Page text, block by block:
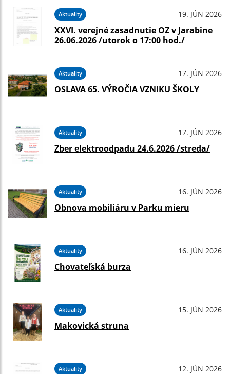
Aktuality 19. JÚN 2026
XXVI. verejné zasadnutie OZ v Jarabine
26.06.2026 /utorok o 17:00 hod./
Aktuality 17. JÚN 2026
OSLAVA 65. VÝROČIA VZNIKU ŠKOLY
Aktuality 17. JÚN 2026
Zber elektroodpadu 24.6.2026 /streda/
Aktuality 16. JÚN 2026
Obnova mobiliáru v Parku mieru
Aktuality 16. JÚN 2026
Chovateľská burza
Aktuality 15. JÚN 2026
Makovická struna
Aktuality 12. JÚN 2026